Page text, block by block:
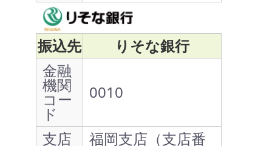
振込先
りそな銀行
金融
機関
コー
ド
0010
支店 福岡支店（支店番